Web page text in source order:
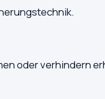
oder verhindern